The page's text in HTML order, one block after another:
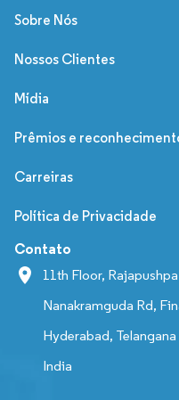
Sobre Nós
Nossos Clientes
Mídia
Prêmios e
Carreiras
Política de Privacidade
Contato
11th Floor,
Nanakramguda Rd,
Hyderabad, Telangana
India